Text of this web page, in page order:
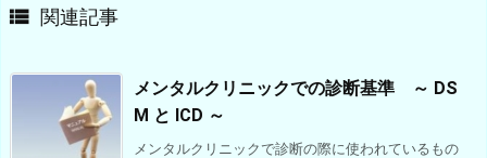
 関連記事
メンタルクリニックでの診断基準 ～ DS
M と ICD ～
メンタルクリニックで診断の際に使われているもの